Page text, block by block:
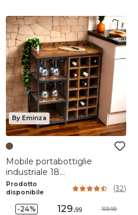
By Eminza
Mobile portabottiglie
industriale 18
scompartimenti e
portabicchieri (Alt 82 cm)
Paul Marrone
Prodotto
disponibile
(32)
-24% 129.99 169.99